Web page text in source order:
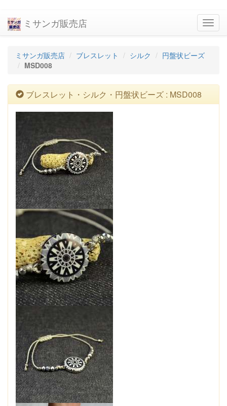
ミサンガ販売店
ミサンガ販売店 ブレスレット シルク
円盤状ビーズ
MSD008
ブレスレット・シルク・円盤状ビーズ : MSD008